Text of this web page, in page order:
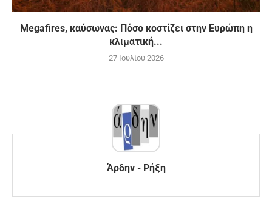
Megafires, καύσωνας: Πόσο κοστίζει στην Ευρώπη η
κλιματική...
27 Ιουλίου 2026
Άρδην - Ρήξη